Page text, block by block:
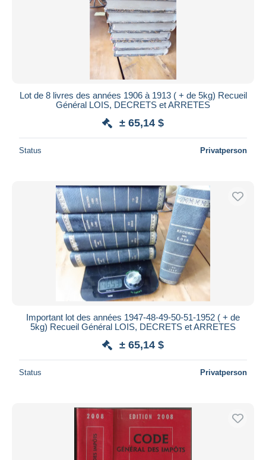
Lot de 8 livres des années 1906 à 1913 ( + de 5kg) Recueil
Général LOIS, DECRETS et ARRETES
± 65,14 $
Status Privatperson
Important lot des années 1947-48-49-50-51-1952 ( + de
5kg) Recueil Général LOIS, DECRETS et ARRETES
± 65,14 $
Status Privatperson